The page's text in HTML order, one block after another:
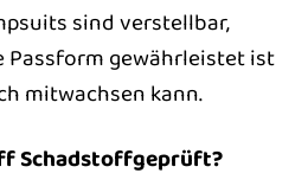
sind verstellbar,
Passform gewährleistet ist
mitwachsen kann.
Schadstoffgeprüft?